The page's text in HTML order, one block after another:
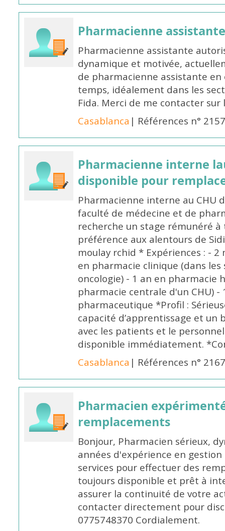
Pharmacienne
Pharmacienne assistante
dynamique et motivée,
de pharmacienne assistante en
temps, idéalement dans les
Fida. Merci de me contacter sur
Casablanca | Références n°
Pharmacienne interne
disponible pour
Pharmacienne interne au CHU
faculté de médecine et de
recherche un stage rémunéré
préférence aux alentours de
moulay rchid * Expériences : -
en pharmacie clinique (dans les
oncologie) - 1 an en pharmacie
pharmacie centrale d'un CHU)
pharmaceutique *Profil :
capacité d’apprentissage et un
avec les patients et le
disponible immédiatement.
Casablanca | Références n°
Pharmacien
remplacements
Bonjour, Pharmacien sérieux,
années d'expérience en
services pour effectuer des
toujours disponible et prêt à
assurer la continuité de votre
contacter directement pour
0775748370 Cordialement.